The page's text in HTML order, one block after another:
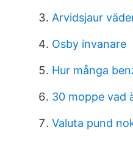
Arvidsjaur
Osby invanare
Hur många
30 moppe vad
Valuta pund